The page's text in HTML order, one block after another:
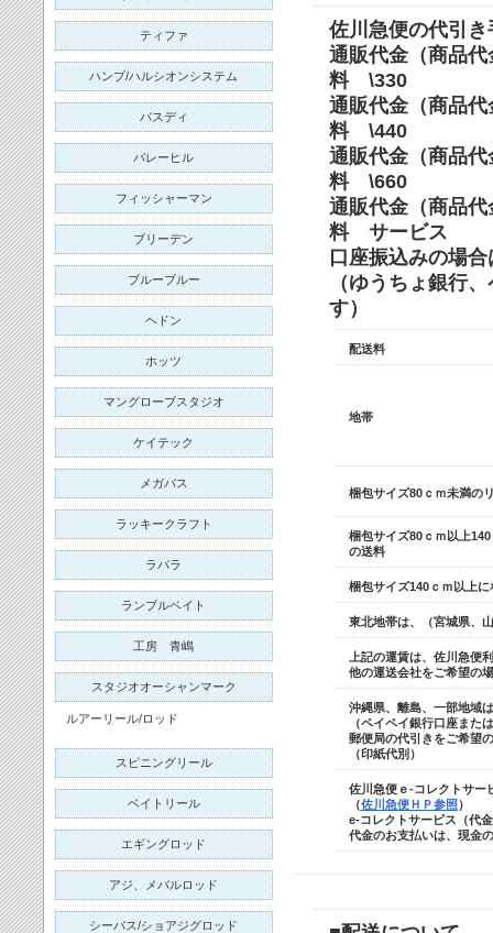
佐川急便の代引き
通販代金（商
料 \330
通販代金（商品
料 \440
通販代金（商品
料 \660
通販代金（商
料 サービス
口座振込みの場
（ゆうちょ銀行
す）
配送料
地帯
梱包サイズ80ｃｍ未満の
梱包サイズ80ｃｍ以上
の送料
梱包サイズ140ｃｍ以上
東北地帯は、（宮城県、
上記の運賃は、佐川急便
他の運送会社をご希望の
沖縄県、離島、一部地域
（ペイペイ銀行口座また
郵便局の代引きをご希望
（印紙代別）
佐川急便ｅ-コレクトサー
（佐川急便ＨＰ参照）
e-コレクトサービス（代
代金のお支払いは、 現金
ティファ
ハンプ/ハルシオンシステム
バスディ
バレーヒル
フィッシャーマン
ブリーデン
ブルーブルー
ヘドン
ホッツ
マングローブスタジオ
ケイテック
メガバス
ラッキークラフト
ラパラ
ランブルベイト
工房 青嶋
スタジオオーシャンマーク
ルアーリール/ロッド
スピニングリール
ベイトリール
エギングロッド
アジ、メバルロッド
シーバス/ショアジグロッド